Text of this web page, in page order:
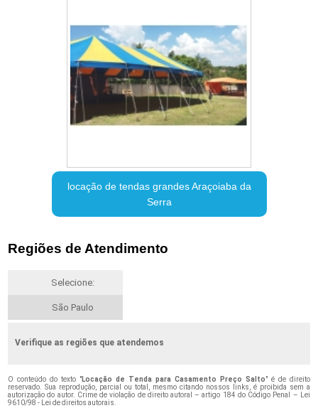
locação de tendas grandes Araçoiaba da
Serra
Regiões de Atendimento
Selecione:
São Paulo
Verifique as regiões que atendemos
O conteúdo do texto "Locação de Tenda para Casamento Preço Salto" é de direito
reservado. Sua reprodução, parcial ou total, mesmo citando nossos links, é proibida sem a
autorização do autor. Crime de violação de direito autoral – artigo 184 do Código Penal – Lei
9610/98 - Lei de direitos autorais.